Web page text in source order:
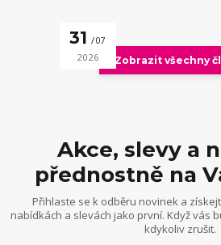
31 07
2026 Zobrazit všechny
Akce, slevy a
přednostně na
Přihlaste se k odběru novinek a
nabídkách a slevách jako první. Když vás
kdykoliv zrušit.